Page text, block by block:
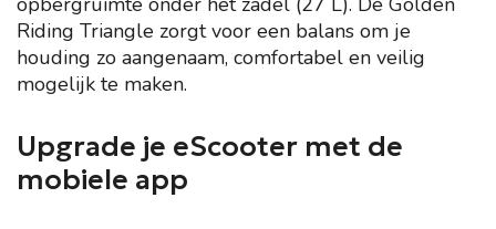
Riding Triangle zorgt voor een balans om je
houding zo aangenaam, comfortabel en veilig
mogelijk te maken.
Upgrade je eScooter met de
mobiele app